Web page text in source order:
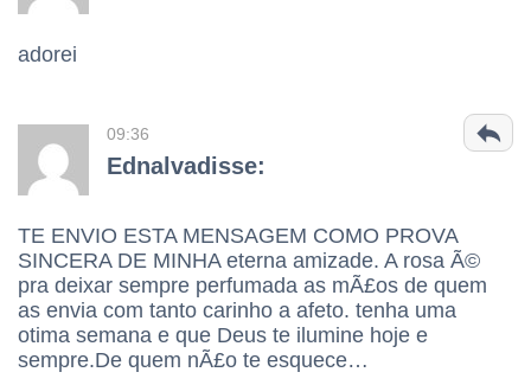
adorei
09:36
Ednalvadisse:
TE ENVIO ESTA MENSAGEM COMO PROVA
SINCERA DE MINHA eterna amizade. A rosa Ã©
pra deixar sempre perfumada as mÃ£os de quem
as envia com tanto carinho a afeto. tenha uma
otima semana e que Deus te ilumine hoje e
sempre.De quem nÃ£o te esquece…